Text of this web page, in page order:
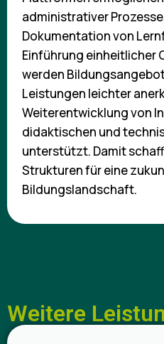
administrativer
Dokumentation von
Einführung einheitlicher
werden
Leistungen leichter
Weiterentwicklung von
didaktischen und
unterstützt. Damit
Strukturen für eine
Bildungslandschaft.
Weitere